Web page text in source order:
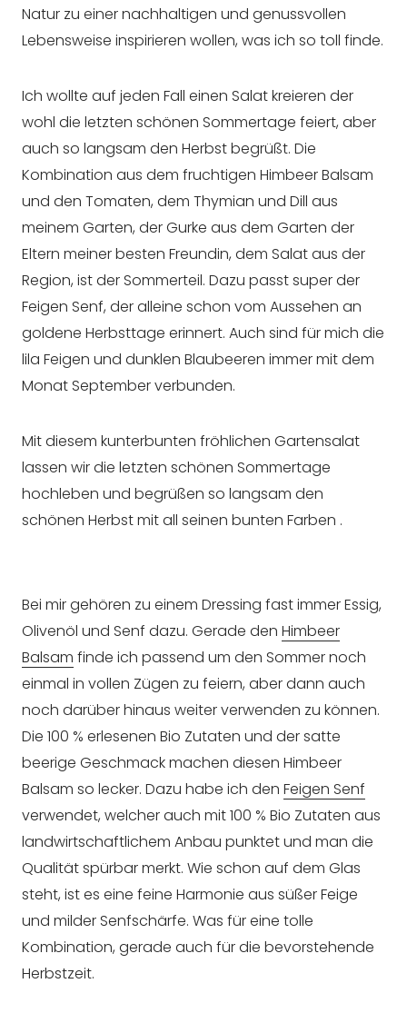
Natur zu einer nachhaltigen und genussvollen
Lebensweise inspirieren wollen, was ich so toll finde.
Ich wollte auf jeden Fall einen Salat kreieren der
wohl die letzten schönen Sommertage feiert, aber
auch so langsam den Herbst begrüßt. Die
Kombination aus dem fruchtigen Himbeer Balsam
und den Tomaten, dem Thymian und Dill aus
meinem Garten, der Gurke aus dem Garten der
Eltern meiner besten Freundin, dem Salat aus der
Region, ist der Sommerteil. Dazu passt super der
Feigen Senf, der alleine schon vom Aussehen an
goldene Herbsttage erinnert. Auch sind für mich die
lila Feigen und dunklen Blaubeeren immer mit dem
Monat September verbunden.
Mit diesem kunterbunten fröhlichen Gartensalat
lassen wir die letzten schönen Sommertage
hochleben und begrüßen so langsam den
schönen Herbst mit all seinen bunten Farben .
Bei mir gehören zu einem Dressing fast immer Essig,
Olivenöl und Senf dazu. Gerade den Himbeer
Balsam finde ich passend um den Sommer noch
einmal in vollen Zügen zu feiern, aber dann auch
noch darüber hinaus weiter verwenden zu können.
Die 100 % erlesenen Bio Zutaten und der satte
beerige Geschmack machen diesen Himbeer
Balsam so lecker. Dazu habe ich den Feigen Senf
verwendet, welcher auch mit 100 % Bio Zutaten aus
landwirtschaftlichem Anbau punktet und man die
Qualität spürbar merkt. Wie schon auf dem Glas
steht, ist es eine feine Harmonie aus süßer Feige
und milder Senfschärfe. Was für eine tolle
Kombination, gerade auch für die bevorstehende
Herbstzeit.